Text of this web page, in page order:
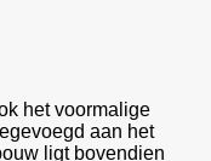
het voormalige
aan het
ligt bovendien